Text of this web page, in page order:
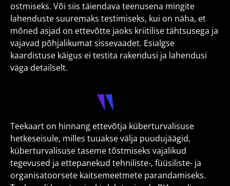
ostmiseks. Või siis täiendava teenusena mingite
lahenduste suuremaks testimiseks, kui on näha, et
mõned asjad on ettevõtte jaoks kriitilise tähtsusega ja
vajavad põhjalikumat sissevaadet. Esialgse
kaardistuse käigus ei testita rakendusi ja lahendusi
väga detailselt.
Teekaart on hinnang ettevõtja küberturvalisuse
hetkeseisule, milles tuuakse välja puudujäägid,
küberturvalisuse taseme tõstmiseks vajalikud
tegevused ja ettepanekud tehniliste-​, füüsiliste-​ ja
organisatoorsete kaitsemeetmete parandamiseks.